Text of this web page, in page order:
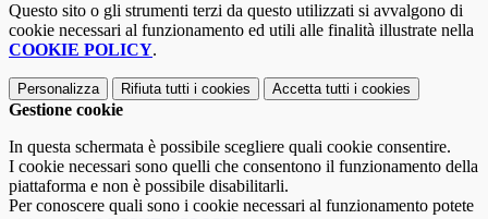
Questo sito o gli strumenti terzi da questo utilizzati si avvalgono di
cookie necessari al funzionamento ed utili alle finalità illustrate nella
COOKIE POLICY.
Personalizza Rifiuta tutti i cookies Accetta tutti i cookies
Gestione cookie
In questa schermata è possibile scegliere quali cookie consentire.
I cookie necessari sono quelli che consentono il funzionamento della
piattaforma e non è possibile disabilitarli.
Per conoscere quali sono i cookie necessari al funzionamento potete